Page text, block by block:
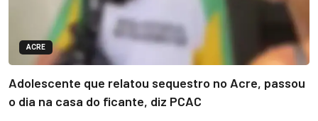
ACRE
Adolescente que relatou sequestro no Acre, passou
o dia na casa do ficante, diz PCAC